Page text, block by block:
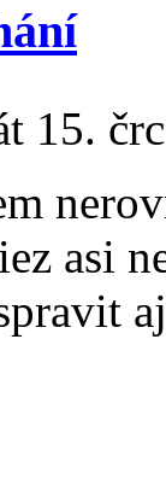
15.
asi